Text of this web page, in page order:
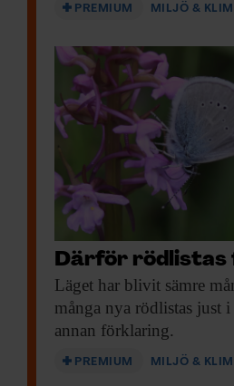
PREMIUM MILJÖ &
Därför
Läget har blivit sämre
många nya rödlistas just i
annan förklaring.
PREMIUM MILJÖ &